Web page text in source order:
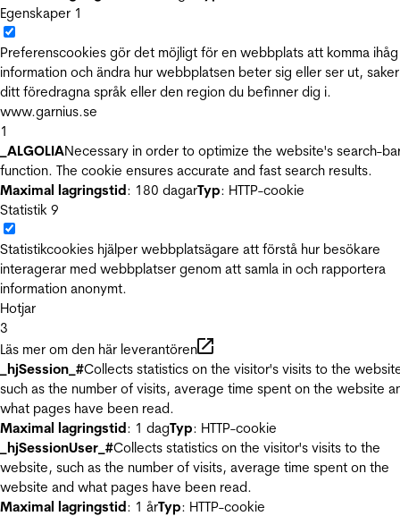
Egenskaper 1
Preferenscookies gör det möjligt för en webbplats att komma ihåg
information och ändra hur webbplatsen beter sig eller ser ut,
ditt föredragna språk eller den region du befinner dig i.
www.garnius.se
1
_ALGOLIANecessary in order to optimize the website's search-
function. The cookie ensures accurate and fast search results.
Maximal lagringstid: 180 dagarTyp: HTTP-cookie
Statistik 9
Statistikcookies hjälper webbplatsägare att förstå hur besökare
interagerar med webbplatser genom att samla in och rapportera
information anonymt.
Hotjar
3
Läs mer om den här leverantören
_hjSession_#Collects statistics on the visitor's visits to the
such as the number of visits, average time spent on the website
what pages have been read.
Maximal lagringstid: 1 dagTyp: HTTP-cookie
_hjSessionUser_#Collects statistics on the visitor's visits to the
website, such as the number of visits, average time spent on the
website and what pages have been read.
Maximal lagringstid: 1 årTyp: HTTP-cookie